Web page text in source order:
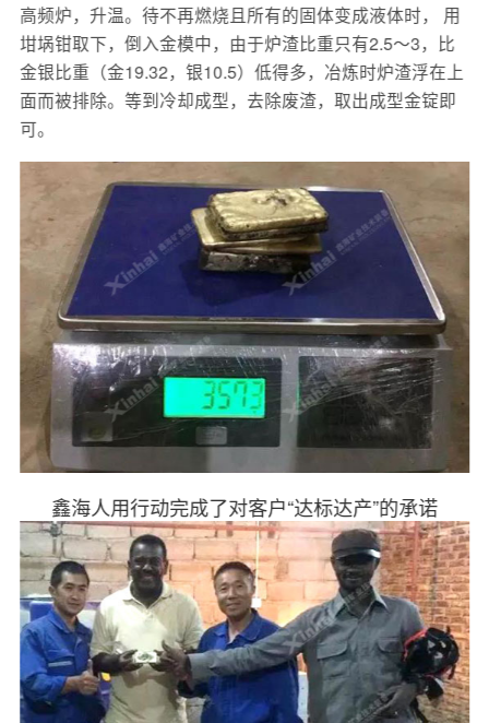
高频炉，升温。待不再燃烧且所有的固体变成液体时， 用
坩埚钳取下，倒入金模中，由于炉渣比重只有2.5～3，比
金银比重（金19.32，银10.5）低得多，冶炼时炉渣浮在上
面而被排除。等到冷却成型，去除废渣，取出成型金锭即
可。
鑫海人用行动完成了对客户“达标达产”的承诺